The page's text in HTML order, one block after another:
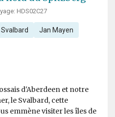
HDS02C27
Svalbard Jan Mayen
d'Aberdeen et notre
le Svalbard, cette
emmène visiter les îles de